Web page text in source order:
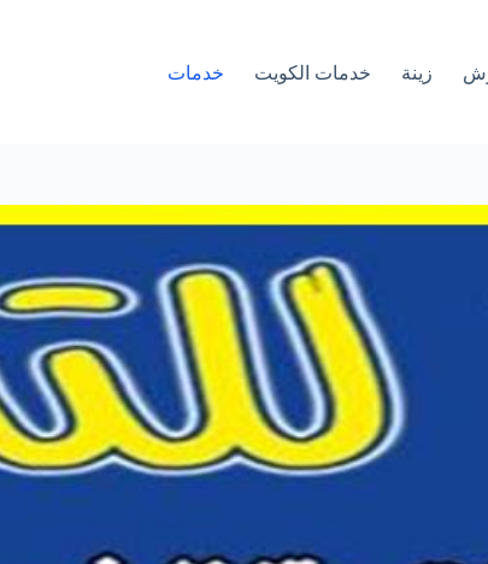
زينة خدمات الكويت خدمات